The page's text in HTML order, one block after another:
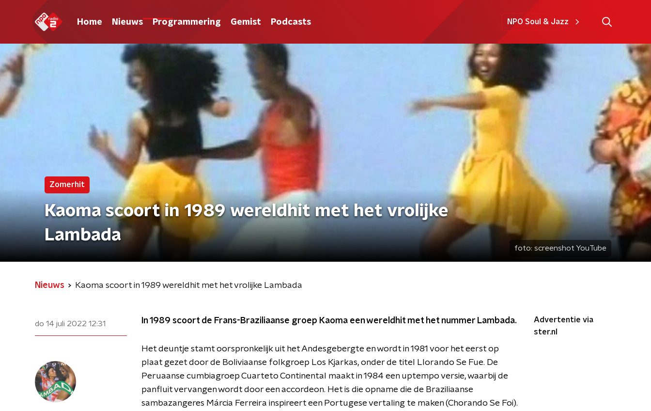
Home Nieuws Programmering Gemist Podcasts NPO Soul & Jazz
Zomerhit
Kaoma scoort in 1989 wereldhit met het vrolijke
Lambada
foto: screenshot YouTube
Nieuws Kaoma scoort in 1989 wereldhit met het vrolijke Lambada
do 14 juli 2022 12:31 In 1989 scoort de Frans-Braziliaanse groep Kaoma een wereldhit met het nummer Lambada.
Het deuntje stamt oorspronkelijk uit het Andesgebergte en wordt in 1981 voor het eerst op
plaat gezet door de Boliviaanse folkgroep Los Kjarkas, onder de titel Llorando Se Fue. De
Peruaanse cumbiagroep Cuarteto Continental maakt in 1984 een uptempo versie, waarbij de
panfluit vervangen wordt door een accordeon. Het is die opname die de Braziliaanse
sambazangeres Márcia Ferreira inspireert een Portugese vertaling te maken (Chorando Se Foi).
Advertentie via
ster.nl